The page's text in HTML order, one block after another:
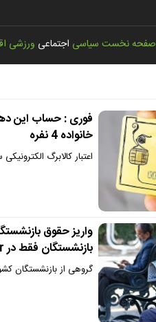
صفحه نخستسیاسی اجتماعی ورزشی
خانواده 4 نفره
اعتبار کالابرگ
واریز حقوق
بازنشستگان فقط در eservices.cspf.ir
گروهی از بازنشستگان